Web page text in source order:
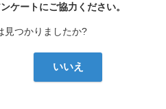
ケートにご協力ください。
見つかりましたか?
いいえ